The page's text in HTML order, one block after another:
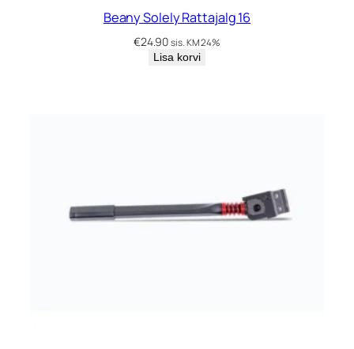
Beany Solely Rattajalg 16
€24.90 sis. KM 24%
Lisa korvi